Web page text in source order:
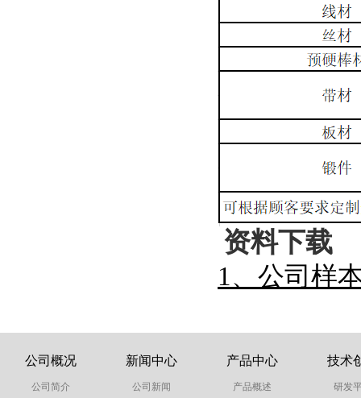
资料下载
1、公司样
公司概况
公司简介
新闻中心
公司新闻
产品中心
产品概述
技术
研发